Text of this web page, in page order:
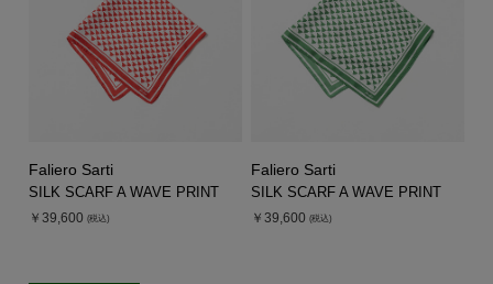
Faliero Sarti
SILK SCARF A WAVE PRINT
￥39,600 (税込)
Faliero Sarti
SILK SCARF A WAVE PRINT
￥39,600 (税込)